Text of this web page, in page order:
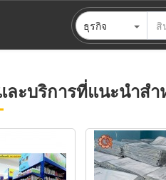
ธุรกิจ
ละบริการที่แนะนำสำ